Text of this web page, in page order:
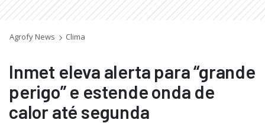
Agrofy News Clima
Inmet eleva alerta para “grande
perigo” e estende onda de
calor até segunda